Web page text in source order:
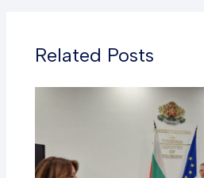
Related Posts